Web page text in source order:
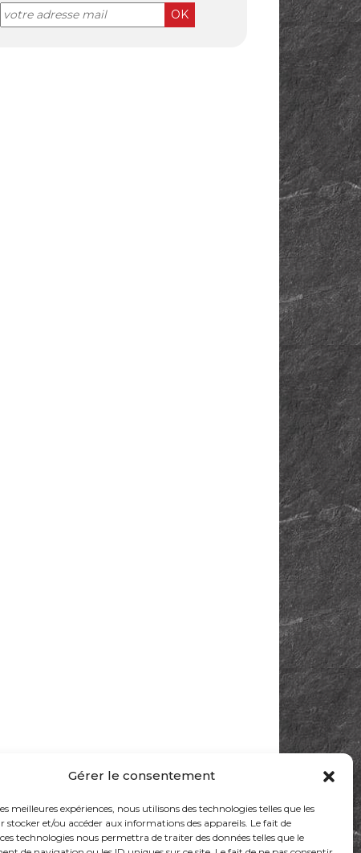
Gérer le consentement
meilleures expériences, nous utilisons des technologies telles que les
stocker et/ou accéder aux informations des appareils. Le fait de
technologies nous permettra de traiter des données telles que le
OK